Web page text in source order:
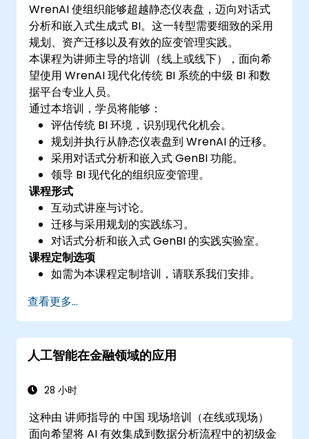
WrenAI 使组织能够超越静态仪表盘，迈向对话式
分析和嵌入式生成式 BI。这一转型需要细致的采用
规划、资产迁移以及有效的应变管理实践。
本课程为讲师主导的培训（线上或线下），面向希
望使用 WrenAI 现代化传统 BI 系统的中级 BI 和数
据平台专业人员。
通过本培训，学员将能够：
评估传统 BI 环境，识别现代化机会。
规划并执行从静态仪表盘到 WrenAI 的迁移。
采用对话式分析和嵌入式 GenBI 功能。
领导 BI 现代化的组织应变管理。
课程形式
互动式讲座与讨论。
迁移与采用规划的实践练习。
对话式分析和嵌入式 GenBI 的实践实验室。
课程定制选项
如需为本课程定制培训，请联系我们安排。
查看更多...
人工智能在金融领域的应用
28 小时
这种由 讲师指导的 中国 现场培训（在线或现场）
面向希望将 AI 有效集成到数据分析流程中的初级金